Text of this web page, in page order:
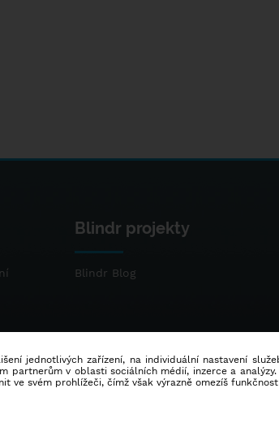
Blindr projekty
Blindr Blog
jednotlivých zařízení, na individuální nastavení
partnerům v oblasti sociálních médií, inzerce a
ve svém prohlížeči, čímž však výrazně omezíš